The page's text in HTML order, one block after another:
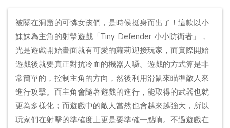
被關在洞窟的可憐女孩們，是時候挺身而出了！這款以小
妹妹為主角的射擊遊戲「Tiny Defender 小小防衛者」，
光是遊戲開始畫面就有可愛的蘿莉迎接玩家，而實際開始
遊戲後就要真正對抗冷血的機器人囉。遊戲的方式算是非
常簡單的，控制主角的方向，然後利用滑鼠來瞄準敵人來
進行攻擊。而主角會隨著遊戲的進行，能取得的武器也就
更為多樣化；而遊戲中的敵人當然也會越來越強大，所以
玩家們在射擊的準確度上更是要準確一點唷。不過遊戲在